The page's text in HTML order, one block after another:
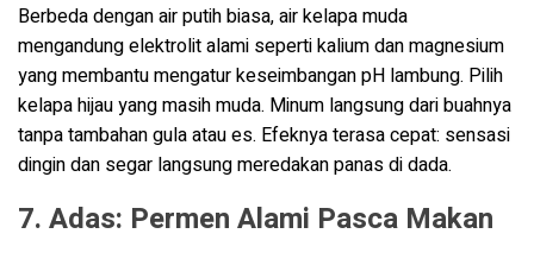
Berbeda dengan air putih biasa, air kelapa muda
mengandung elektrolit alami seperti kalium dan magnesium
yang membantu mengatur keseimbangan pH lambung. Pilih
kelapa hijau yang masih muda. Minum langsung dari buahnya
tanpa tambahan gula atau es. Efeknya terasa cepat: sensasi
dingin dan segar langsung meredakan panas di dada.
7. Adas: Permen Alami Pasca Makan